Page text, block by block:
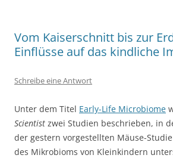
Vom Kaiserschnitt bis zur
Einflüsse auf das kindliche
Schreibe eine Antwort
Unter dem Titel Early-Life Microbiome
Scientist zwei Studien beschrieben, in
der gestern vorgestellten Mäuse-
des Mikrobioms von Kleinkindern